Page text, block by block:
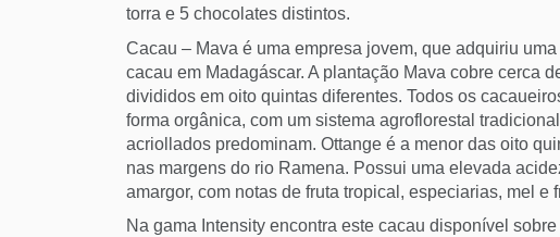
torra e 5 chocolates distintos.
Cacau – Mava é uma empresa jovem, que adquiriu
cacau em Madagáscar. A plantação Mava cobre cerca
divididos em oito quintas diferentes. Todos os
forma orgânica, com um sistema agroflorestal
acriollados predominam. Ottange é a menor das oito
nas margens do rio Ramena. Possui uma elevada
amargor, com notas de fruta tropical, especiarias, mel e
Na gama Intensity encontra este cacau disponível